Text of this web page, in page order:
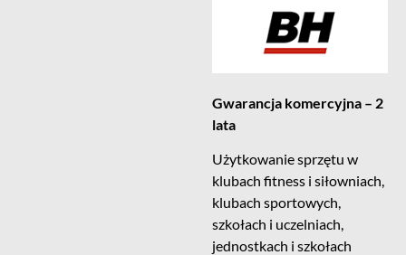
Gwarancja komercyjna – 2
lata
Użytkowanie sprzętu w
klubach fitness i siłowniach,
klubach sportowych,
szkołach i uczelniach,
jednostkach i szkołach